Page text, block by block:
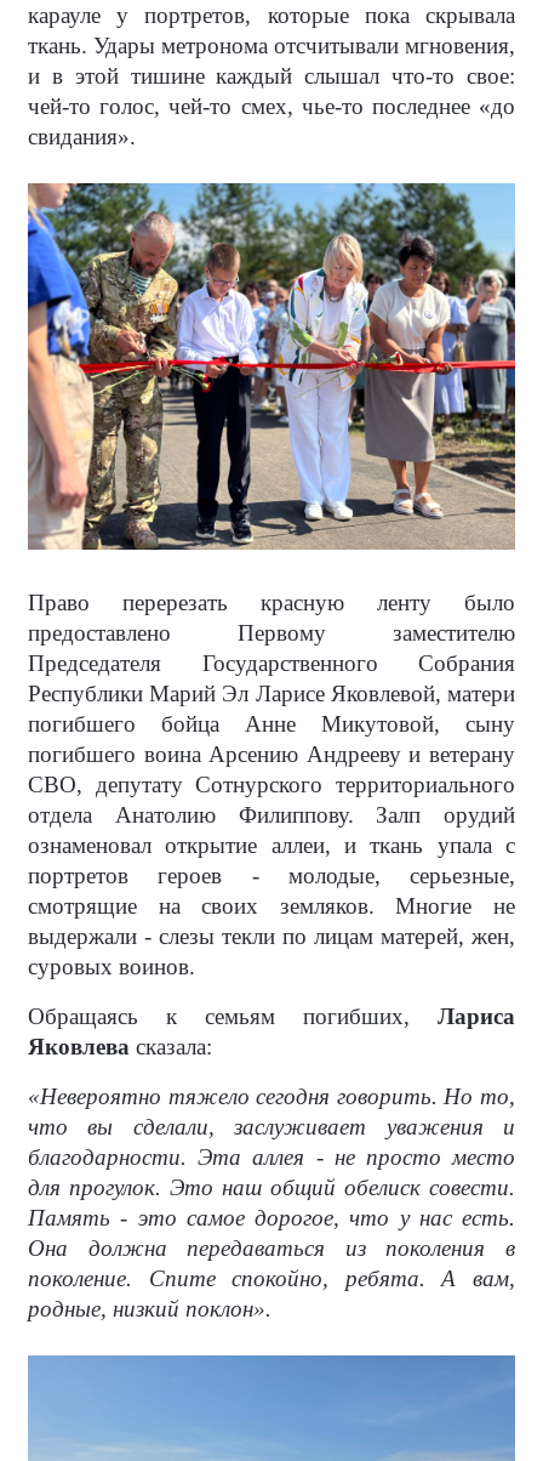
карауле у портретов, которые пока скрывала
ткань. Удары метронома отсчитывали мгновения,
и в этой тишине каждый слышал что-то свое:
чей-то голос, чей-то смех, чье-то последнее «до
свидания».
Право перерезать красную ленту было
предоставлено Первому заместителю
Председателя Государственного Собрания
Республики Марий Эл Ларисе Яковлевой, матери
погибшего бойца Анне Микутовой, сыну
погибшего воина Арсению Андрееву и ветерану
СВО, депутату Сотнурского территориального
отдела Анатолию Филиппову. Залп орудий
ознаменовал открытие аллеи, и ткань упала с
портретов героев - молодые, серьезные,
смотрящие на своих земляков. Многие не
выдержали - слезы текли по лицам матерей, жен,
суровых воинов.
Обращаясь к семьям погибших, Лариса
Яковлева сказала:
«Невероятно тяжело сегодня говорить. Но то,
что вы сделали, заслуживает уважения и
благодарности. Эта аллея - не просто место
для прогулок. Это наш общий обелиск совести.
Память - это самое дорогое, что у нас есть.
Она должна передаваться из поколения в
поколение. Спите спокойно, ребята. А вам,
родные, низкий поклон».